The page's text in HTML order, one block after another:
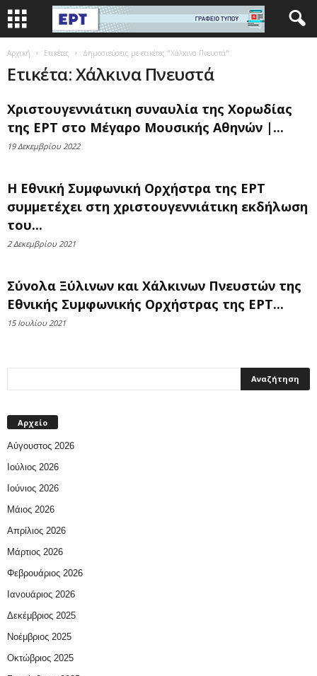
Αρχική Ετικέτες Δημοσιεύσεις με ετικέτες "Χάλκινα Πνευστά"
Ετικέτα: Χάλκινα Πνευστά
Χριστουγεννιάτικη συναυλία της Χορωδίας
της ΕΡΤ στο Μέγαρο Μουσικής Αθηνών |...
19 Δεκεμβρίου 2022
Η Εθνική Συμφωνική Ορχήστρα της ΕΡΤ
συμμετέχει στη χριστουγεννιάτικη εκδήλωση
του...
2 Δεκεμβρίου 2021
Σύνολα Ξύλινων και Χάλκινων Πνευστών της
Εθνικής Συμφωνικής Ορχήστρας της ΕΡΤ...
15 Ιουλίου 2021
Αρχείο
Αύγουστος 2026
Ιούλιος 2026
Ιούνιος 2026
Μάιος 2026
Απρίλιος 2026
Μάρτιος 2026
Φεβρουάριος 2026
Ιανουάριος 2026
Δεκέμβριος 2025
Νοέμβριος 2025
Οκτώβριος 2025